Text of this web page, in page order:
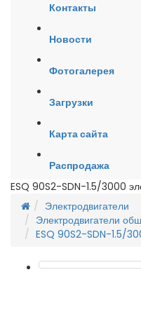
Контакты
Новости
Фотогалерея
Загрузки
Карта сайта
Распродажа
ESQ 90S2-SDN-1.5/3000
Электродвигатели
Электродвигатели
ESQ 90S2-SDN-1.5/